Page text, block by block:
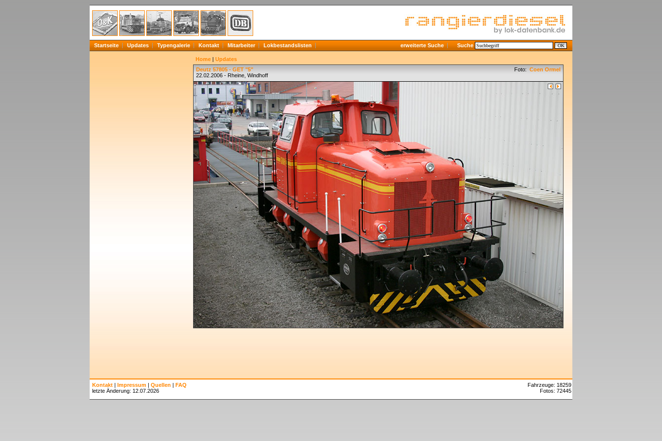
Startseite Updates Typengalerie Kontakt Mitarbeiter Lokbestandslisten erweiterte Suche Suche
Home | Updates
Deutz 57805 - GET "5"
22.02.2006 - Rheine, Windhoff
Foto: Coen Ormel
Kontakt | Impressum | Quellen | FAQ
letzte Änderung: 12.07.2026
Fahrzeuge: 18259
Fotos: 72445